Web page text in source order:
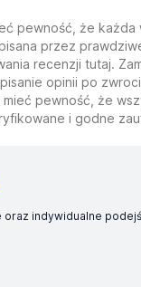
pewność, że każda
przez
recenzji tutaj.
opinii po
pewność, że
i godne
oraz indywidualne